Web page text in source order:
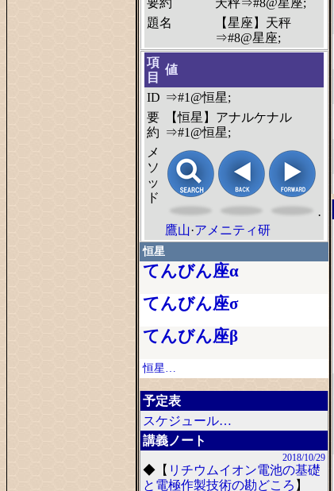
要約
天秤⇒#8@星座;
題名
【星座】天秤
⇒#8@星座;
項
目
値
ID ⇒#1@恒星;
要
約
【恒星】アナルケナル
⇒#1@恒星;
メ
ソ
ッ
ド
·
鷹山·アメニティ研
恒星
てんびん座α
てんびん座σ
てんびん座β
恒星…
予定表
スケジュール…
講義ノート
2018/10/29
◆ 【 リチウムイオン電池の基礎
と電極作製技術の勘どころ 】